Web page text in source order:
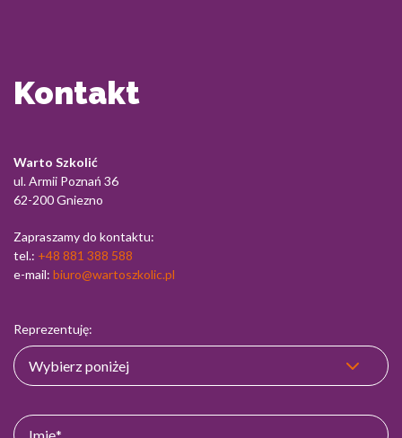
Kontakt
Warto Szkolić
ul. Armii Poznań 36
62-200 Gniezno
Zapraszamy do kontaktu:
tel.: +48 881 388 588
e-mail: biuro@wartoszkolic.pl
Reprezentuję: